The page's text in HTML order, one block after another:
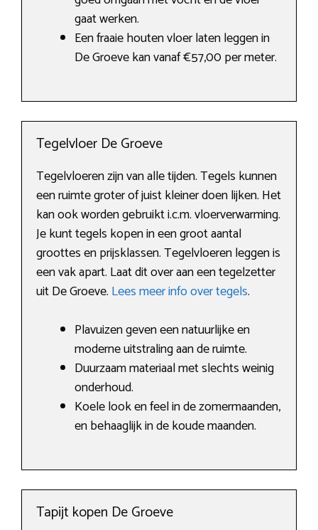
gaat werken.
Een fraaie houten vloer laten leggen in
De Groeve kan vanaf €57,00 per meter.
Tegelvloer De Groeve
Tegelvloeren zijn van alle tijden. Tegels kunnen
een ruimte groter of juist kleiner doen lijken. Het
kan ook worden gebruikt i.c.m. vloerverwarming.
Je kunt tegels kopen in een groot aantal
groottes en prijsklassen. Tegelvloeren leggen is
een vak apart. Laat dit over aan een tegelzetter
uit De Groeve. Lees meer info over tegels.
Plavuizen geven een natuurlijke en
moderne uitstraling aan de ruimte.
Duurzaam materiaal met slechts weinig
onderhoud.
Koele look en feel in de zomermaanden,
en behaaglijk in de koude maanden.
Tapijt kopen De Groeve